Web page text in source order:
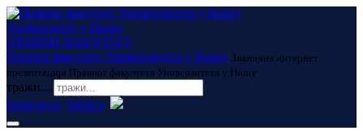
Универзитет у Нишу
ПРАВНИ ФАКУЛТЕТ
Правни факултет Универзитета у Нишу Званична интернет
презентација Правног факултета Универзитета у Нишу
тражи...
ћирилица latinica